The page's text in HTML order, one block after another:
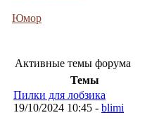
Юмор
Активные темы форума
Темы
Пилки для лобзика
19/10/2024 10:45 - blimi